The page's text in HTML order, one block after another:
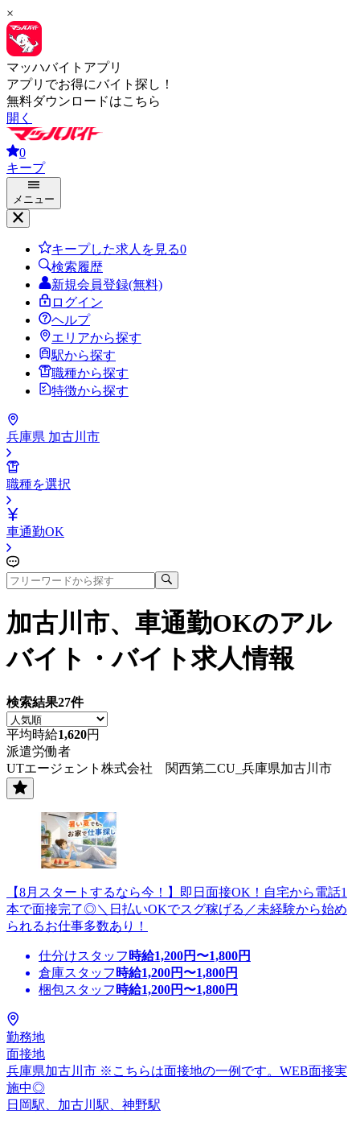
×
マッハバイトアプリ
アプリでお得にバイト探し！
無料ダウンロードはこちら
開く
0
キープ
メニュー
キープした求人を見る0
検索履歴
新規会員登録(無料)
ログイン
ヘルプ
エリアから探す
駅から探す
職種から探す
特徴から探す
兵庫県 加古川市
職種を選択
車通勤OK
加古川市、車通勤OKのアル
バイト・バイト求人情報
検索結果27件
平均時給1,620円
派遣労働者
UTエージェント株式会社 関西第二CU_兵庫県加古川市
【8月スタートするなら今！】即日面接OK！自宅から電話1
本で面接完了◎＼日払いOKでスグ稼げる／未経験から始め
られるお仕事多数あり！
仕分けスタッフ 時給1,200円〜1,800円
倉庫スタッフ 時給1,200円〜1,800円
梱包スタッフ 時給1,200円〜1,800円
勤務地
面接地
兵庫県加古川市 ※こちらは面接地の一例です。WEB面接実
施中◎
日岡駅、加古川駅、神野駅